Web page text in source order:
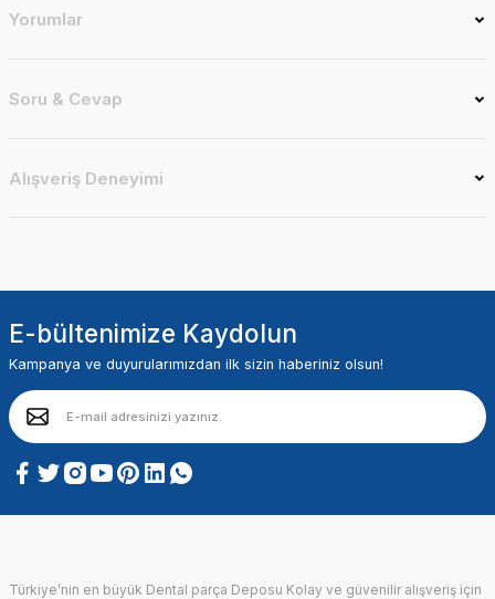
Yorumlar
Soru & Cevap
Alışveriş Deneyimi
E-bültenimize Kaydolun
Kampanya ve duyurularımızdan ilk sizin haberiniz olsun!
Türkiye’nin en büyük Dental parça Deposu Kolay ve güvenilir alışveriş için